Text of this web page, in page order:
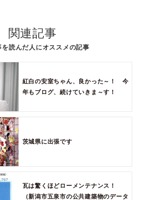
関連記事
を読んだ人にオススメの記事
紅白の安室ちゃん、良かった～！ 今
年もブログ、続けていきま～す！
茨城県に出張です
瓦は驚くほどローメンテナンス！
（新潟市五泉市の公共建築物のデータ